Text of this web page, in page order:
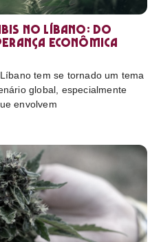
no Líbano: do
econômica
tem se tornado um tema
global, especialmente
envolvem